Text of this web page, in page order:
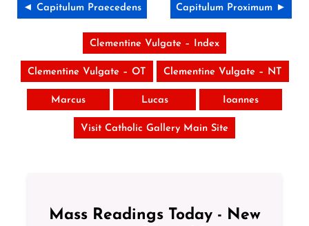
◄ Capitulum Praecedens Capitulum Proximum ►
Clementine Vulgate – Index
Clementine Vulgate – OT Clementine Vulgate – NT
Marcus Lucas Ioannes
Visit Catholic Gallery Main Site
Mass Readings Today - New